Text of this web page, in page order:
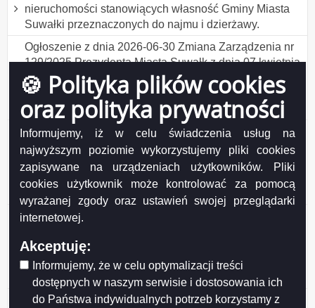
🍪 Polityka plików cookies
oraz polityka prywatności
Informujemy, iż w celu świadczenia usług na
najwyższym poziomie wykorzystujemy pliki cookies
zapisywane na urządzeniach użytkowników. Pliki
cookies użytkownik może kontrolować za pomocą
wyrażanej zgody oraz ustawień swojej przeglądarki
internetowej.
Akceptuję:
Informujemy, że w celu optymalizacji treści
dostępnych w naszym serwisie i dostosowania ich
do Państwa indywidualnych potrzeb korzystamy z
nieruchomości stanowiących własność Gminy Miasta
Suwałki przeznaczonych do najmu i dzierżawy.
Ogłoszenie z dnia 2026-06-30 Zmiana Zarządzenia nr
129/2025 Prezydenta Miasta Suwałk z dnia 07 kwietnia
2025 r. w sprawie ustalenia formularza wniosku o
udzielenie bonifikaty w ramach programu "Działki
budowlane dla młodych w Suwałkach" .
Ogłoszenie z dnia 2026-06-17 Wykaz nieruchomości
stanowiącej własność Miasta Suwałk przeznaczonej
do sprzedaży w drodze przetargu ustnego
nieograniczonego (działki nr 35877, 35878, 35879,
35880, 35881/2, 35882/1)..
Ogłoszenie z dnia 2026-06-17 Wykaz nieruchomości
przeznaczonych do sprzedaży w drodze przetargu
ustnego nieograniczonego (działka nr 11581/4,
11579/3, 11580/2, 11577).
Ogłoszenie z dnia 2026-06-16 Wykaz nr 12/2026